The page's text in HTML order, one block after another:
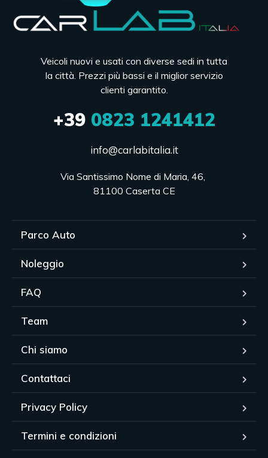
Veicoli nuovi e usati con diverse sedi in tutta
la città. Prezzi più bassi e il miglior servizio
clienti garantito.
+390823 1241412
info@carlabitalia.it
Via Santissimo Nome di Maria, 46,
81100 Caserta CE
Parco Auto
Noleggio
FAQ
Team
Chi siamo
Contattaci
Privacy Policy
Termini e condizioni